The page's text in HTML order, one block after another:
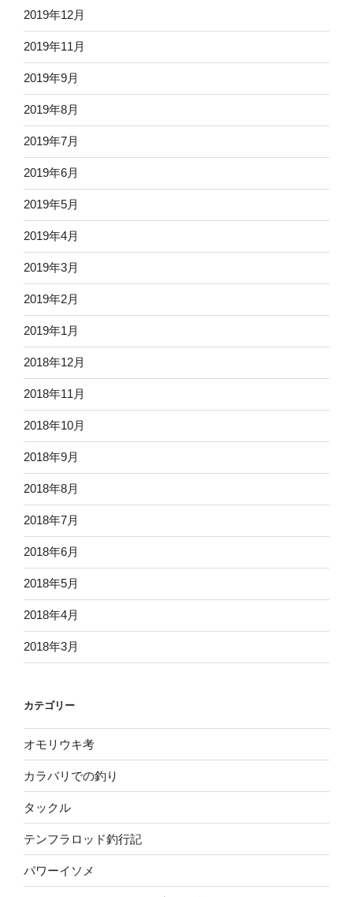
2019年12月
2019年11月
2019年9月
2019年8月
2019年7月
2019年6月
2019年5月
2019年4月
2019年3月
2019年2月
2019年1月
2018年12月
2018年11月
2018年10月
2018年9月
2018年8月
2018年7月
2018年6月
2018年5月
2018年4月
2018年3月
カテゴリー
オモリウキ考
カラバリでの釣り
タックル
テンフラロッド釣行記
パワーイソメ